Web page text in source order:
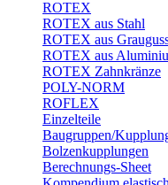
ROTEX
ROTEX aus Stahl
ROTEX aus
ROTEX aus
ROTEX Zahnkränze
POLY-NORM
ROFLEX
Einzelteile
Baugruppen/
Bolzenkupplungen
Berechnungs-Sheet